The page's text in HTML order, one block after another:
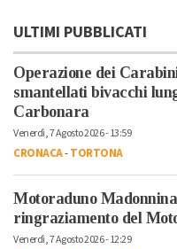
ULTIMI PUBBLICATI
Operazione dei
smantellati bivacchi
Carbonara
Venerdì, 7 Agosto 2026 - 13:59
CRONACA-TORTONA
Motoraduno
ringraziamento del
Venerdì, 7 Agosto 2026 - 12:29